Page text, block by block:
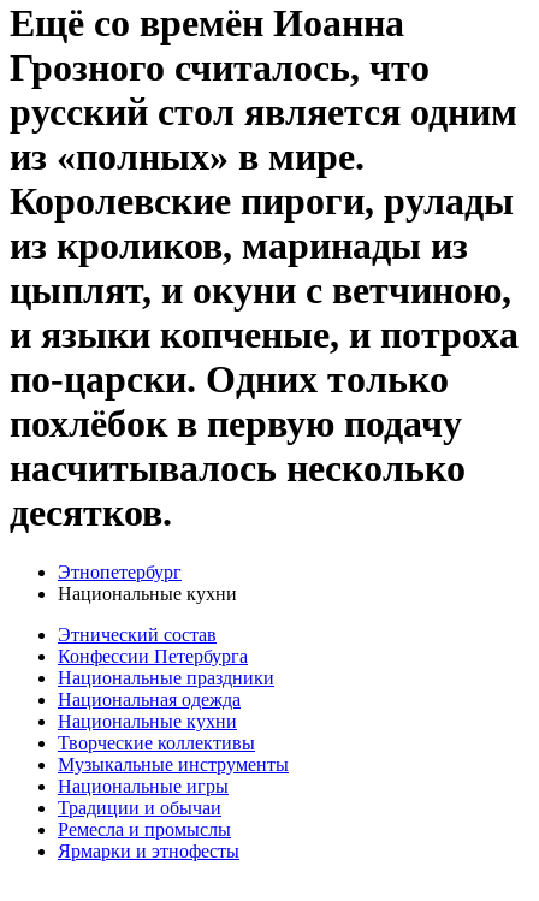
Ещё со времён Иоанна
Грозного считалось, что
русский стол является одним
из «полных» в мире.
Королевские пироги, рулады
из кроликов, маринады из
цыплят, и окуни с ветчиною,
и языки копченые, и потроха
по-царски. Одних только
похлёбок в первую подачу
насчитывалось несколько
десятков.
Этнопетербург
Национальные кухни
Этнический состав
Конфессии Петербурга
Национальные праздники
Национальная одежда
Национальные кухни
Творческие коллективы
Музыкальные инструменты
Национальные игры
Традиции и обычаи
Ремесла и промыслы
Ярмарки и этнофесты